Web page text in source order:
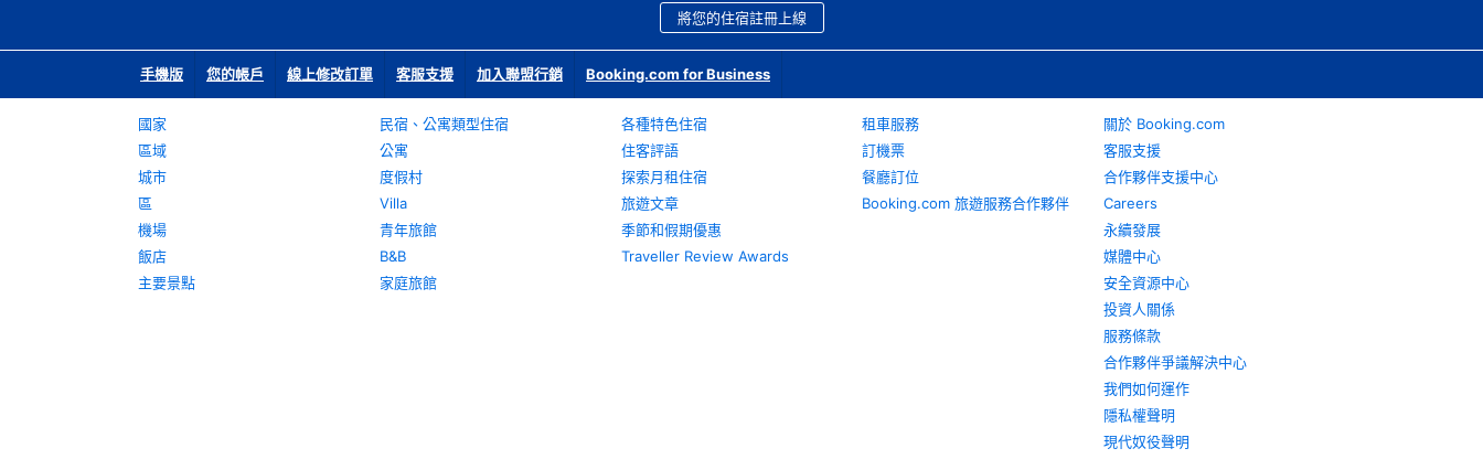
將您的住宿註冊上線
手機版 您的帳戶 線上修改訂單 客服支援 加入聯盟行銷 Booking.com for Business
國家
區域
城市
區
機場
飯店
主要景點
民宿、公寓類型住宿
公寓
度假村
Villa
青年旅館
B&B
家庭旅館
各種特色住宿
住客評語
探索月租住宿
旅遊文章
季節和假期優惠
Traveller Review Awards
租車服務
訂機票
餐廳訂位
Booking.com 旅遊服務合作夥伴
關於 Booking.com
客服支援
合作夥伴支援中心
Careers
永續發展
媒體中心
安全資源中心
投資人關係
服務條款
合作夥伴爭議解決中心
我們如何運作
隱私權聲明
現代奴役聲明